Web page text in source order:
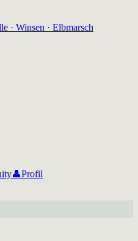
· Winsen · Elbmarsch
👤Profil